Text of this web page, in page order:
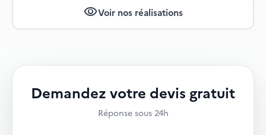
visibilityVoir nos réalisations
Demandez votre devis gratuit
Réponse sous 24h